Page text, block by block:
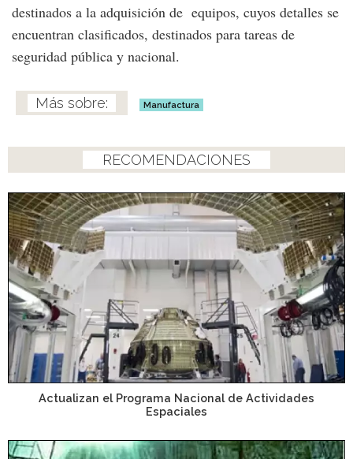
destinados a la adquisición de equipos, cuyos detalles se
encuentran clasificados, destinados para tareas de
seguridad pública y nacional.
Manufactura
RECOMENDACIONES
Actualizan el Programa Nacional de Actividades
Espaciales